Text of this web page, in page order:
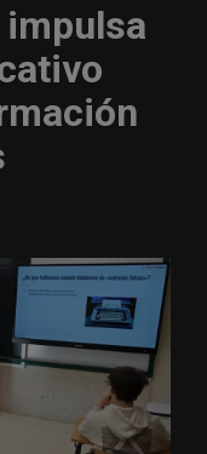
impulsa